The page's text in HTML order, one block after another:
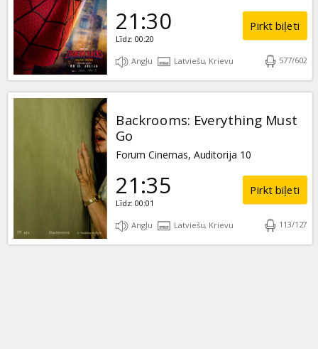
21:30
Līdz: 00:20
Pirkt biļeti
Angļu Latviešu, Krievu 577/602
Backrooms: Everything Must
Go
Forum Cinemas, Auditorija 10
21:35
Līdz: 00:01
Pirkt biļeti
Angļu Latviešu, Krievu 113/127
‹ ›